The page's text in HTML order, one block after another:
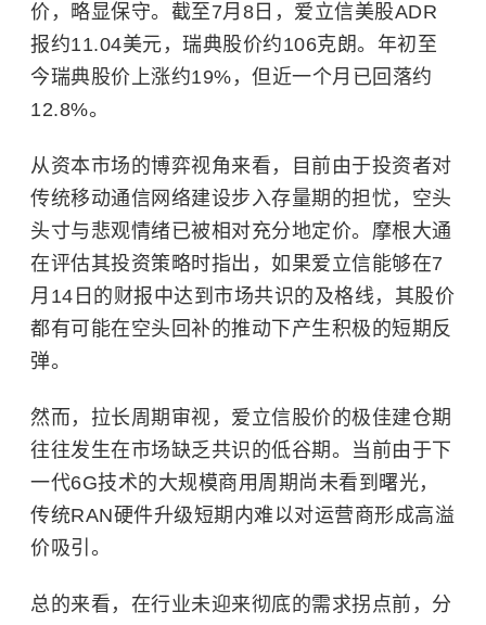
价，略显保守。截至7月8日，爱立信美股ADR
报约11.04美元，瑞典股价约106克朗。年初至
今瑞典股价上涨约19%，但近一个月已回落约
12.8%。
从资本市场的博弈视角来看，目前由于投资者对
传统移动通信网络建设步入存量期的担忧，空头
头寸与悲观情绪已被相对充分地定价。摩根大通
在评估其投资策略时指出，如果爱立信能够在7
月14日的财报中达到市场共识的及格线，其股价
都有可能在空头回补的推动下产生积极的短期反
弹。
然而，拉长周期审视，爱立信股价的极佳建仓期
往往发生在市场缺乏共识的低谷期。当前由于下
一代6G技术的大规模商用周期尚未看到曙光，
传统RAN硬件升级短期内难以对运营商形成高溢
价吸引。
总的来看，在行业未迎来彻底的需求拐点前，分